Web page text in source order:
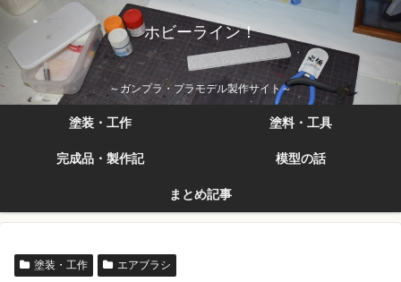
ホビーライン！
～ガンプラ・プラモデル製作サイト～
塗装・工作 塗料・工具
完成品・製作記 模型の話
まとめ記事
塗装・工作 エアブラシ